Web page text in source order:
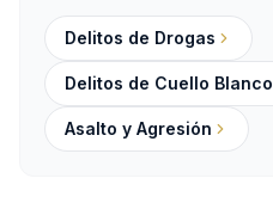
Delitos de Drogas
Delitos de Cuello Blanco
Asalto y Agresión